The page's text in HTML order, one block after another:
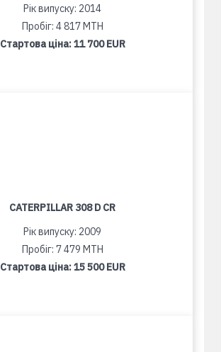
Рік випуску: 2014
Пробіг: 4 817 MTH
Стартова ціна:11 700 EUR
CATERPILLAR 308 D CR
Рік випуску: 2009
Пробіг: 7 479 MTH
Стартова ціна:15 500 EUR